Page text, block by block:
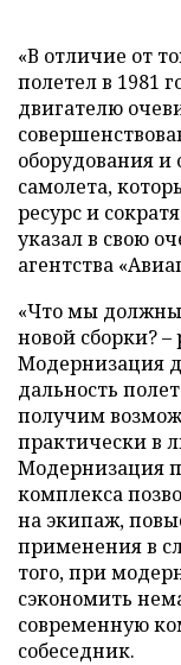
«В отличие от
полетел в 1981
двигателю
оборудования и
самолета,
ресурс и
указал в свою
агентства
«Что мы должны
новой сборки? –
Модернизация
дальность
получим
практически в
Модернизация
комплекса
на экипаж,
применения в
того, при
сэкономить
современную
собеседник.